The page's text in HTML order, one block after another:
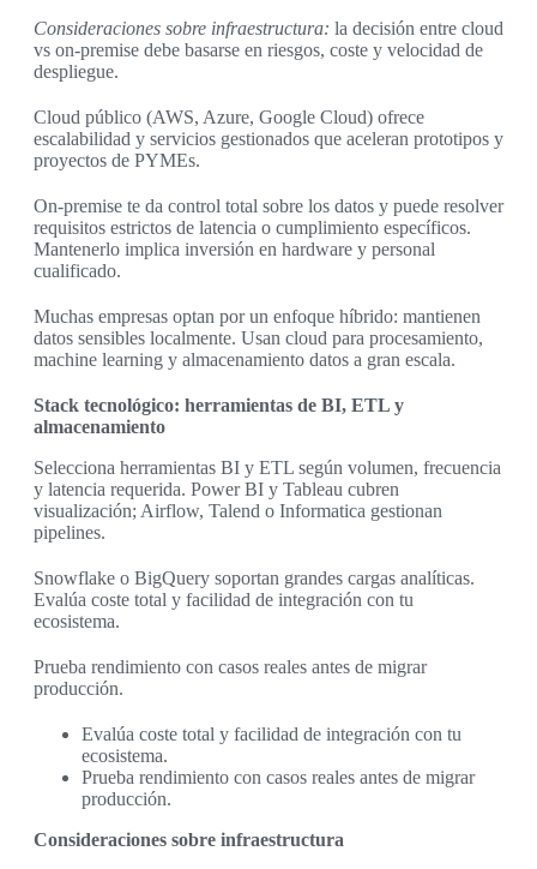
Consideraciones sobre infraestructura: la decisión entre cloud
vs on-premise debe basarse en riesgos, coste y velocidad de
despliegue.
Cloud público (AWS, Azure, Google Cloud) ofrece
escalabilidad y servicios gestionados que aceleran prototipos y
proyectos de PYMEs.
On-premise te da control total sobre los datos y puede resolver
requisitos estrictos de latencia o cumplimiento específicos.
Mantenerlo implica inversión en hardware y personal
cualificado.
Muchas empresas optan por un enfoque híbrido: mantienen
datos sensibles localmente. Usan cloud para procesamiento,
machine learning y almacenamiento datos a gran escala.
Stack tecnológico: herramientas de BI, ETL y
almacenamiento
Selecciona herramientas BI y ETL según volumen, frecuencia
y latencia requerida. Power BI y Tableau cubren
visualización; Airflow, Talend o Informatica gestionan
pipelines.
Snowflake o BigQuery soportan grandes cargas analíticas.
Evalúa coste total y facilidad de integración con tu
ecosistema.
Prueba rendimiento con casos reales antes de migrar
producción.
Evalúa coste total y facilidad de integración con tu
ecosistema.
Prueba rendimiento con casos reales antes de migrar
producción.
Consideraciones sobre infraestructura